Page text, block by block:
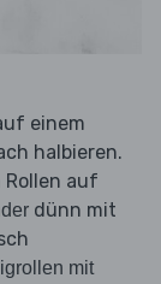
einem
halbieren.
Rollen auf
dünn mit
mit